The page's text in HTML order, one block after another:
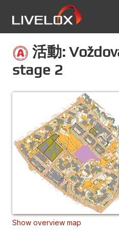
活動:
stage 2
Show overview map